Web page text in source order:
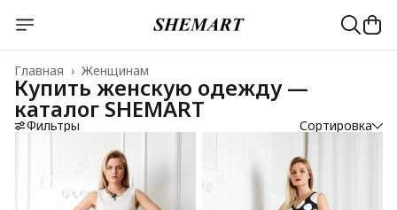
Женщинам
Главная ›
Купить женскую одежду —
каталог SHEMART
Фильтры Сортировка